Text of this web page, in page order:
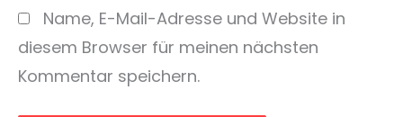
Name, E-Mail-Adresse und Website in
diesem Browser für meinen nächsten
Kommentar speichern.